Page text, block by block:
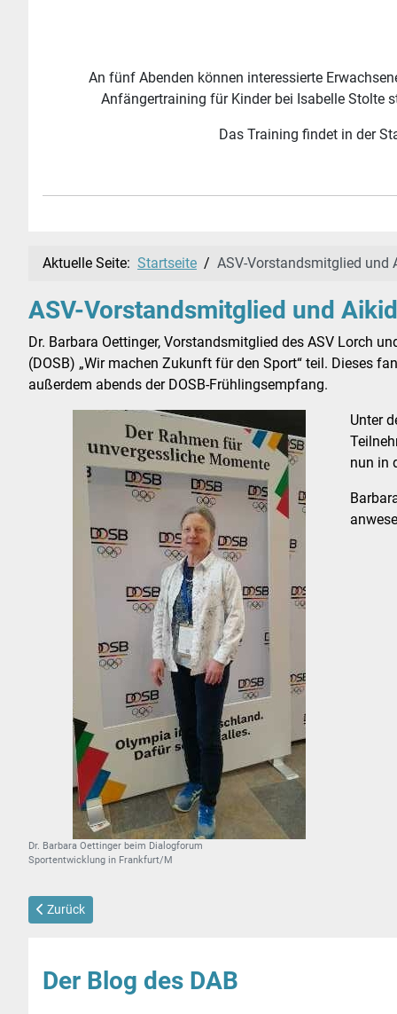
An fünf Abenden können interessierte
Anfängertraining für Kinder bei Isabelle Stolte
Das Training findet in der
Aktuelle Seite: Startseite ASV-Vorstandsmitglied und
ASV-Vorstandsmitglied und
Dr. Barbara Oettinger, Vorstandsmitglied des ASV Lorch
(DOSB) „Wir machen Zukunft für den Sport“ teil. Dieses
außerdem abends der DOSB-Frühlingsempfang.
Dr. Barbara Oettinger beim Dialogforum
Sportentwicklung in Frankfurt/M
Unter
nun in
Vorheriger Beitrag: ASV-Mitgliederversammlung 2026
Zurück
Der Blog des DAB